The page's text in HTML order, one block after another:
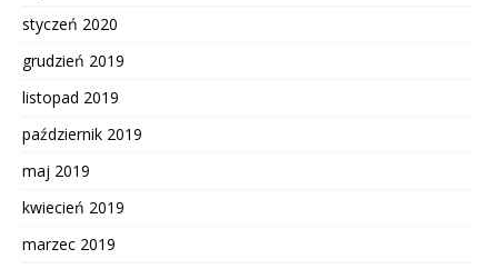
styczeń 2020
grudzień 2019
listopad 2019
październik 2019
maj 2019
kwiecień 2019
marzec 2019